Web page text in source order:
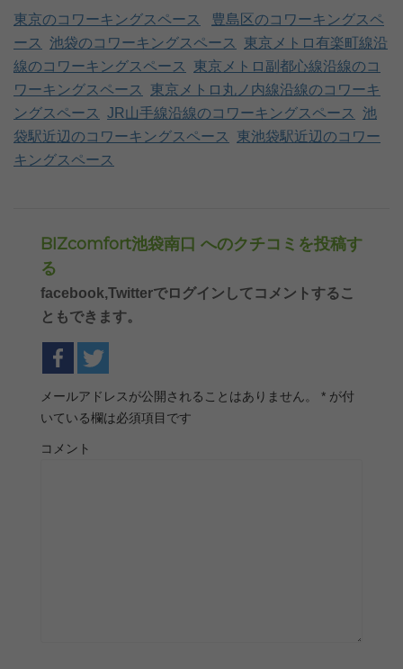
東京のコワーキングスペース
豊島区のコワーキングスペ
ース
池袋のコワーキングスペース
東京メトロ有楽町線沿
線のコワーキングスペース
東京メトロ副都心線沿線のコ
ワーキングスペース
東京メトロ丸ノ内線沿線のコワーキ
ングスペース
JR山手線沿線のコワーキングスペース
池
袋駅近辺のコワーキングスペース
東池袋駅近辺のコワー
キングスペース
BIZcomfort池袋南口 へのクチコミを投稿す
る
facebook,Twitterでログインしてコメントするこ
ともできます。
メールアドレスが公開されることはありません。 * が付
いている欄は必須項目です
コメント